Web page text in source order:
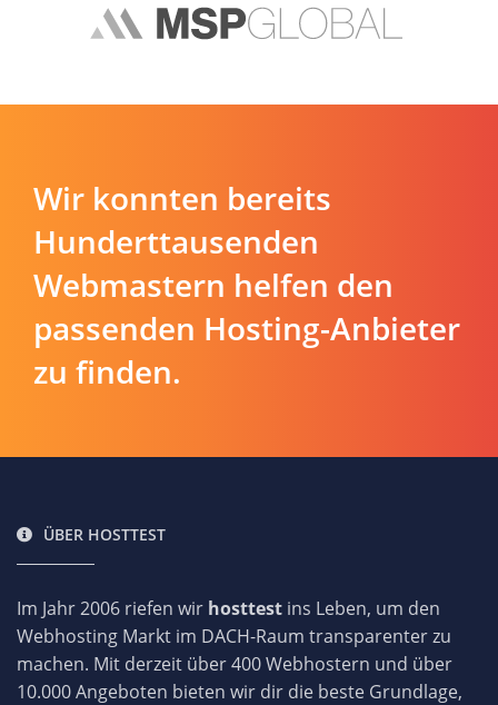
Wir konnten bereits
Hunderttausenden
Webmastern helfen den
passenden Hosting-Anbieter
zu finden.
ÜBER HOSTTEST
Im Jahr 2006 riefen wir hosttest ins Leben, um den
Webhosting Markt im DACH-Raum transparenter zu
machen. Mit derzeit über 400 Webhostern und über
10.000 Angeboten bieten wir dir die beste Grundlage,